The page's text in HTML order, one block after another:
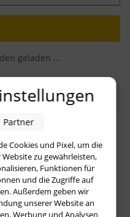
geladen ...
dekorative
ist das Auge mit!
, ausbalanciert und
Messer erste Wahl
Damit werden
Cookies und Pixel, um die
zu gewährleisten,
Funktionen für
und die Zugriffe auf
Außerdem geben wir
unserer Website an
Werbung und Analysen
Partner